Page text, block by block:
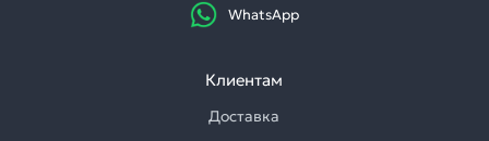
WhatsApp
Клиентам
Доставка